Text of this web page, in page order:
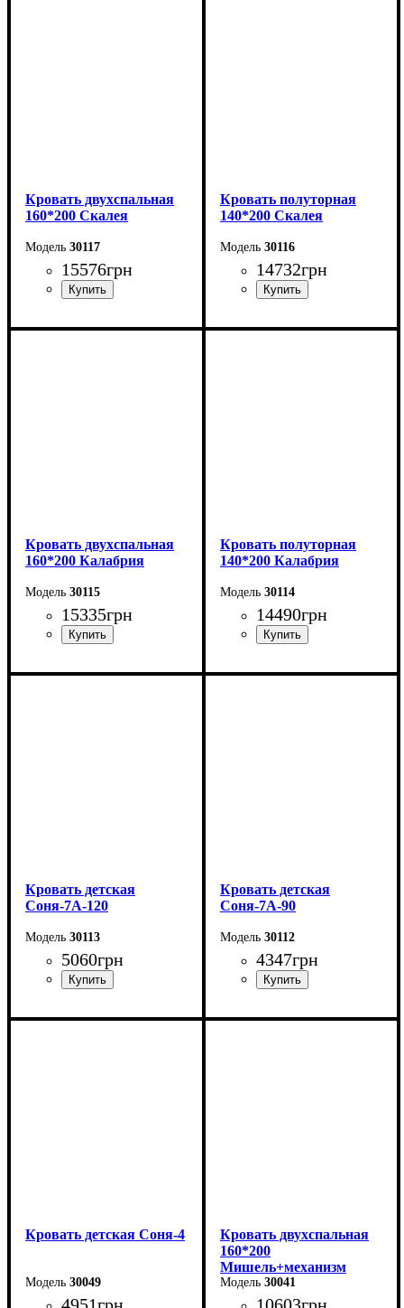
Кровать двухспальная
160*200 Скалея
30117
15576грн
Ширина: 176 см
Кровать полуторная
140*200 Скалея
30116
14732грн
Ширина: 156 см
Кровать двухспальная
160*200 Калабрия
30115
15335грн
Ширина: 176 см
Кровать полуторная
140*200 Калабрия
30114
14490грн
Ширина: 156 см
Кровать детская
Соня-7А-120
30113
5060грн
Длина - 204,8 см
Кровать детская
Соня-7А-90
30112
4347грн
Длина - 204,8 см
Кровать детская Соня-4
30049
Кровать двухспальная
160*200
Мишель+механизм
(темно-серая)
30041